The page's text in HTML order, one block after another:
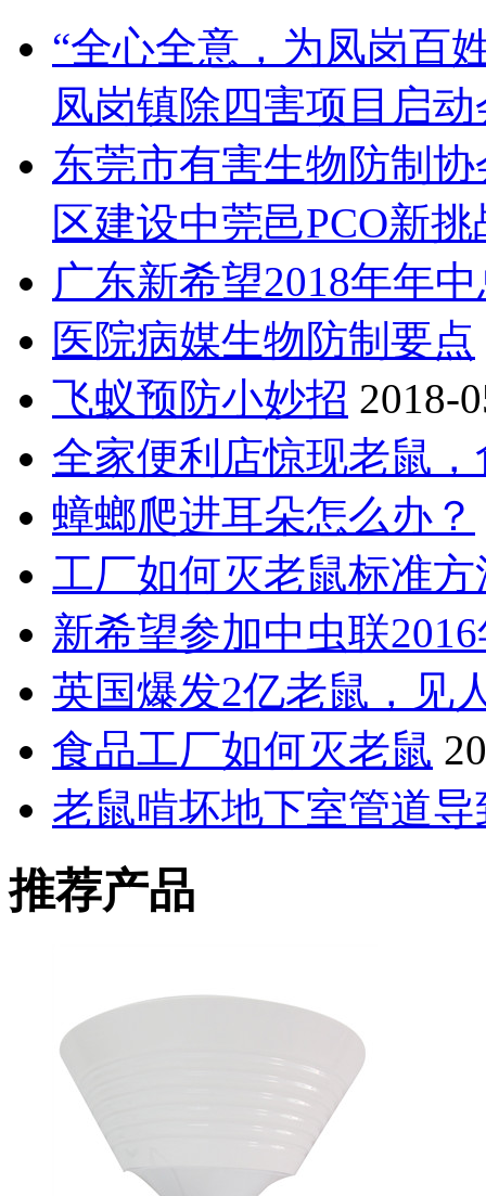
“全心全意，为凤岗
凤岗镇除四害项目启动
东莞市有害生物防制
区建设中莞邑PCO新挑
广东新希望2018年年
医院病媒生物防制要点
飞蚁预防小妙招 2018-
全家便利店惊现老鼠
蟑螂爬进耳朵怎么办？
工厂如何灭老鼠标准方
新希望参加中虫联
英国爆发2亿老鼠，见
食品工厂如何灭老鼠
老鼠啃坏地下室管道
推荐产品